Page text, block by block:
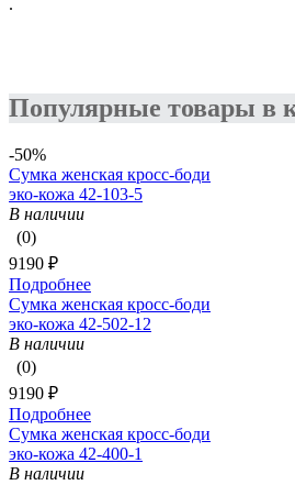
.
Популярные товары в
-50%
Сумка женская кросс-боди
эко-кожа 42-103-5
В наличии
(0)
9190 ₽
Подробнее
Сумка женская кросс-боди
эко-кожа 42-502-12
В наличии
(0)
9190 ₽
Подробнее
Сумка женская кросс-боди
эко-кожа 42-400-1
В наличии